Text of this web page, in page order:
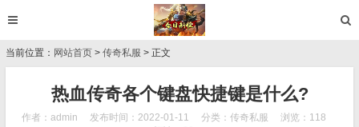
当前位置： 网站首页 > 传奇私服 > 正文
热血传奇各个键盘快捷键是什么?
作者：admin 发布时间：2022-01-11 分类： 传奇私服
浏览：118